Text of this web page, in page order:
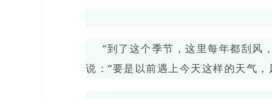
“到了这个季节，这里每年都刮风
说：“要是以前遇上今天这样的天气